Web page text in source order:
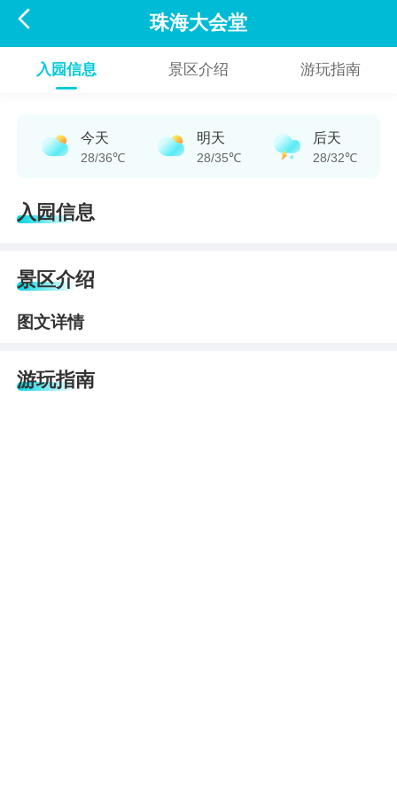
 珠海大会堂
入园信息 景区介绍 游玩指南
今天
28/36℃
明天
28/35℃
后天
28/32℃
入园信息
景区介绍
图文详情
游玩指南